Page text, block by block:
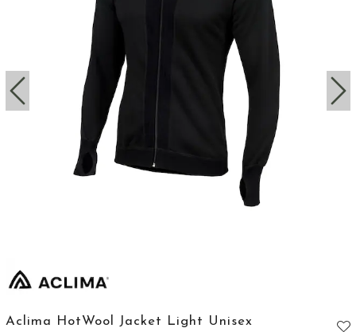
Aclima HotWool Jacket Light Unisex